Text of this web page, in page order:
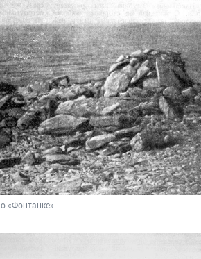
«Фонтанке»